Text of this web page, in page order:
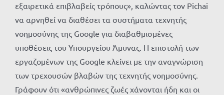
εξαιρετικά επιβλαβείς τρόπους», καλώντας τον Pichai
να αρνηθεί να διαθέσει τα συστήματα τεχνητής
νοημοσύνης της Google για διαβαθμισμένες
υποθέσεις του Υπουργείου Άμυνας. Η επιστολή των
εργαζομένων της Google κλείνει με την αναγνώριση
των τρεχουσών βλαβών της τεχνητής νοημοσύνης.
Γράφουν ότι «ανθρώπινες ζωές χάνονται ήδη και οι